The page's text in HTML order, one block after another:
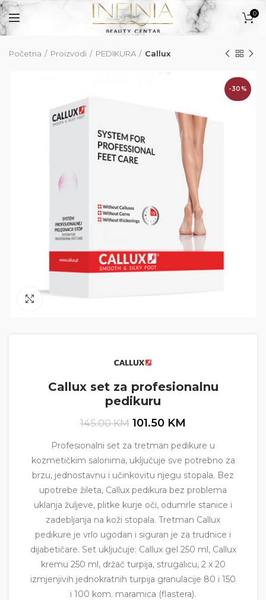
0
Početna Proizvodi PEDIKURA Callux
-30%
Click to enlarge
Callux set za profesionalnu
pedikuru
145.00KM 101.50 KM
Profesionalni set za tretman pedikure u
kozmetičkim salonima, uključuje sve potrebno za
brzu, jednostavnu i učinkovitu njegu stopala. Bez
upotrebe žileta, Callux pedikura bez problema
uklanja žuljeve, plitke kurje oči, odumrle stanice i
zadebljanja na koži stopala. Tretman Callux
pedikure je vrlo ugodan i siguran je za trudnice i
dijabetičare. Set uključuje: Callux gel 250 ml, Callux
kremu 250 ml, držač turpija, strugalicu, 2 x 20
izmjenjivih jednokratnih turpija granulacije 80 i 150
i 100 kom. maramica (flastera).
PROIZVODI